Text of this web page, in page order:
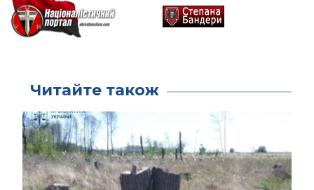
Читайте також